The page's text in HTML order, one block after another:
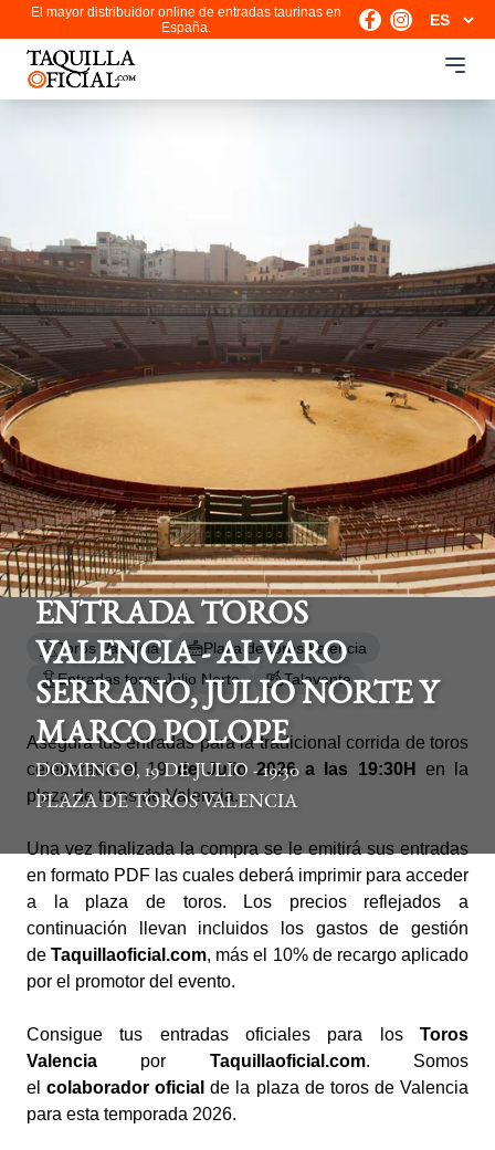
El mayor distribuidor online de entradas taurinas en
España.
ENTRADA TOROS
VALENCIA - ALVARO
SERRANO, JULIO NORTE Y
MARCO POLOPE
DOMINGO, 19 DE JULIO - 19:30
PLAZA DE TOROS VALENCIA
Toros Valencia
Plaza de toros Valencia
Entradas toros Julio Norte
Talavante
Asegura tus entradas para la tradicional corrida de toros
celebarada el 19 de Julio 2026 a las 19:30H en la
plaza de toros de Valencia.
Una vez finalizada la compra se le emitirá sus entradas
en formato PDF las cuales deberá imprimir para acceder
a la plaza de toros. Los precios reflejados a
continuación llevan incluidos los gastos de gestión
deTaquillaoficial.com, más el 10% de recargo aplicado
por el promotor del evento.
Consigue tus entradas oficiales para los Toros
Valencia por Taquillaoficial.com. Somos
elcolaborador oficial de la plaza de toros de Valencia
para esta temporada 2026.